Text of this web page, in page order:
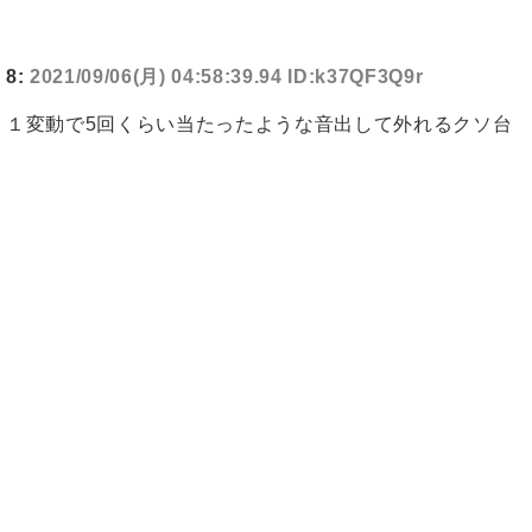
8: 2021/09/06(月) 04:58:39.94 ID:k37QF3Q9r
１変動で5回くらい当たったような音出して外れるクソ台